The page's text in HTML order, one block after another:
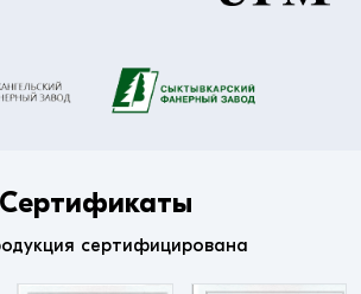
Сертификаты
сертифицирована